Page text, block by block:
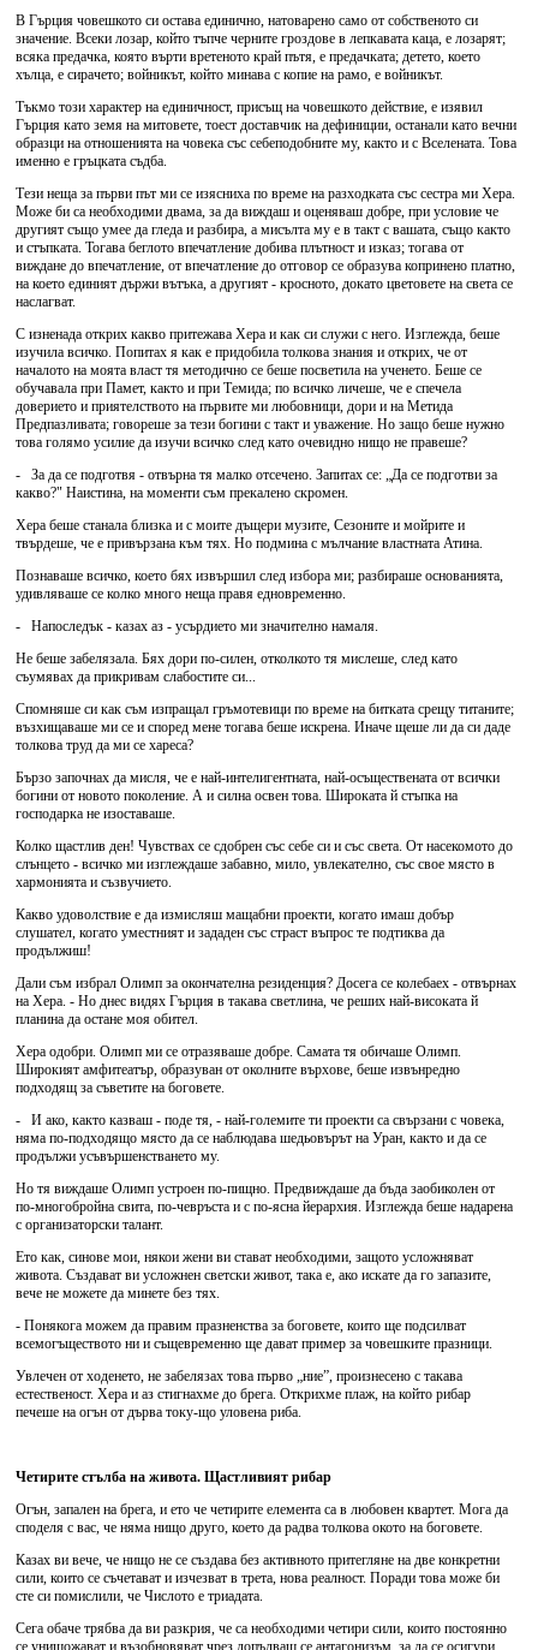
В Гърция човешкото си остава единично, натоварено само от собственото си
значение. Всеки лозар, който тъпче черните гроздове в лепкавата каца, е лозарят;
всяка предачка, която върти вретеното край пътя, е предачката; детето, което
хълца, е сирачето; войникът, който минава с копие на рамо, е войникът.
Тъкмо този характер на единичност, присъщ на човешкото действие, е изявил
Гърция като земя на митовете, тоест доставчик на дефиниции, останали като вечни
образци на отношенията на човека със себеподобните му, както и с Вселената. Това
именно е гръцката съдба.
Тези неща за първи път ми се изясниха по време на разходката със сестра ми Хера.
Може би са необходими двама, за да виждаш и оценяваш добре, при условие че
другият също умее да гледа и разбира, а мисълта му е в такт с вашата, също както
и стъпката. Тогава беглото впечатление добива плътност и изказ; тогава от
виждане до впечатление, от впечатление до отговор се образува копринено платно,
на което единият държи вътъка, а другият - кросното, докато цветовете на света се
наслагват.
С изненада открих какво притежава Хера и как си служи с него. Изглежда, беше
изучила всичко. Попитах я как е придобила толкова знания и открих, че от
началото на моята власт тя методично се беше посветила на ученето. Беше се
обучавала при Памет, както и при Темида; по всичко личеше, че е спечела
доверието и приятелството на първите ми любовници, дори и на Метида
Предпазливата; говореше за тези богини с такт и уважение. Но защо беше нужно
това голямо усилие да изучи всичко след като очевидно нищо не правеше?
- За да се подготвя - отвърна тя малко отсечено. Запитах се: „Да се подготви за
какво?" Наистина, на моменти съм прекалено скромен.
Хера беше станала близка и с моите дъщери музите, Сезоните и мойрите и
твърдеше, че е привързана към тях. Но подмина с мълчание властната Атина.
Познаваше всичко, което бях извършил след избора ми; разбираше основанията,
удивляваше се колко много неща правя едновременно.
- Напоследък - казах аз - усърдието ми значително намаля.
Не беше забелязала. Бях дори по-силен, отколкото тя мислеше, след като
съумявах да прикривам слабостите си...
Спомняше си как съм изпращал гръмотевици по време на битката срещу титаните;
възхищаваше ми се и според мене тогава беше искрена. Иначе щеше ли да си даде
толкова труд да ми се хареса?
Бързо започнах да мисля, че е най-интелигентната, най-осъществената от всички
богини от новото поколение. А и силна освен това. Широката й стъпка на
господарка не изоставаше.
Колко щастлив ден! Чувствах се сдобрен със себе си и със света. От насекомото до
слънцето - всичко ми изглеждаше забавно, мило, увлекателно, със свое място в
хармонията и съзвучието.
Какво удоволствие е да измисляш мащабни проекти, когато имаш добър
слушател, когато уместният и зададен със страст въпрос те подтиква да
продължиш!
Дали съм избрал Олимп за окончателна резиденция? Досега се колебаех - отвърнах
на Хера. - Но днес видях Гърция в такава светлина, че реших най-високата й
планина да остане моя обител.
Хера одобри. Олимп ми се отразяваше добре. Самата тя обичаше Олимп.
Широкият амфитеатър, образуван от околните върхове, беше извънредно
подходящ за съветите на боговете.
- И ако, както казваш - поде тя, - най-големите ти проекти са свързани с човека,
няма по-подходящо място да се наблюдава шедьовърът на Уран, както и да се
продължи усъвършенстването му.
Но тя виждаше Олимп устроен по-пищно. Предвиждаше да бъда заобиколен от
по-многобройна свита, по-чевръста и с по-ясна йерархия. Изглежда беше надарена
с организаторски талант.
Ето как, синове мои, някои жени ви стават необходими, защото усложняват
живота. Създават ви усложнен светски живот, така е, ако искате да го запазите,
вече не можете да минете без тях.
- Понякога можем да правим празненства за боговете, които ще подсилват
всемогъществото ни и същевременно ще дават пример за човешките празници.
Увлечен от ходенето, не забелязах това първо „ние”, произнесено с такава
естественост. Хера и аз стигнахме до брега. Открихме плаж, на който рибар
печеше на огън от дърва току-що уловена риба.
Четирите стълба на живота. Щастливият рибар
Огън, запален на брега, и ето че четирите елемента са в любовен квартет. Мога да
споделя с вас, че няма нищо друго, което да радва толкова окото на боговете.
Казах ви вече, че нищо не се създава без активното притегляне на две конкретни
сили, които се съчетават и изчезват в трета, нова реалност. Поради това може би
сте си помислили, че Числото е триадата.
Сега обаче трябва да ви разкрия, че са необходими четири сили, които постоянно
се унищожават и възобновяват чрез допълващ се антагонизъм, за да се осигури